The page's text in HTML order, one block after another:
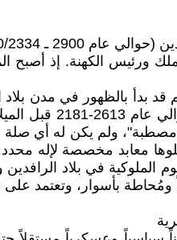
ورئيس الكهنة. إذ أصبح
قد بدأ بالظهور في مدن
التي شُيّدت
ولم يكن له أي
تعلوها معابد مخصصة
في بلاد الرافدين
بأسوار، وتعتمد على